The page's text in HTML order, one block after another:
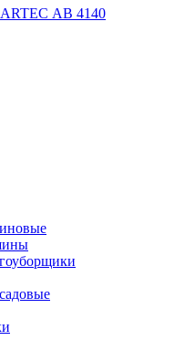
АB 4140